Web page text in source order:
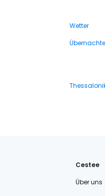
Wetter
Cestee
Über uns